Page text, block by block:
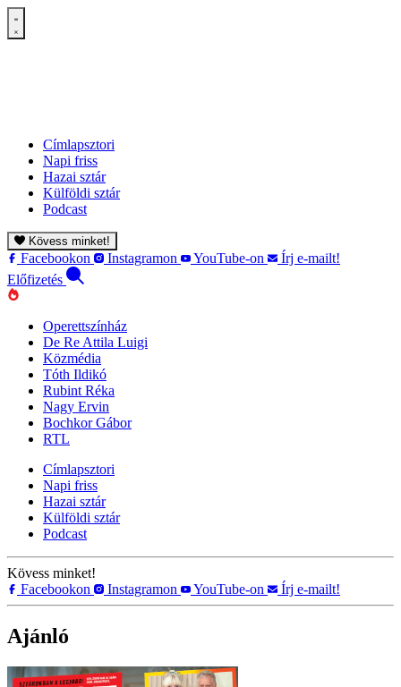
Címlapsztori
Napi friss
Hazai sztár
Külföldi sztár
Podcast
Kövess minket!
Facebookon Instagramon YouTube-on
Írj e-mailt!
Előfizetés
Operettszínház
De Re Attila Luigi
Közmédia
Tóth Ildikó
Rubint Réka
Nagy Ervin
Bochkor Gábor
RTL
Címlapsztori
Napi friss
Hazai sztár
Külföldi sztár
Podcast
Kövess minket!
Facebookon
Instagramon YouTube-on Írj e-mailt!
Ajánló